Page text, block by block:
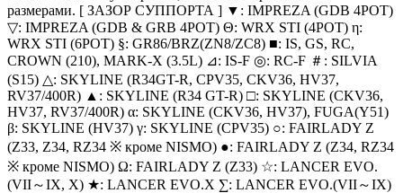
размерами. [ ЗАЗОР СУППОРТА ] ▼: IMPREZA (GDB 4POT)
▽: IMPREZA (GDB & GRB 4POT) Θ: WRX STI (4POT) η:
WRX STI (6POT) §: GR86/BRZ(ZN8/ZC8) ■: IS, GS, RC,
CROWN (210), MARK-X (3.5L) ⊿: IS-F ◎: RC-F ＃: SILVIA
(S15) △: SKYLINE (R34GT-R, CPV35, CKV36, HV37,
RV37/400R) ▲: SKYLINE (R34 GT-R) □: SKYLINE (CKV36,
HV37, RV37/400R) α: SKYLINE (CKV36, HV37), FUGA(Y51)
β: SKYLINE (HV37) γ: SKYLINE (CPV35) ○: FAIRLADY Z
(Z33, Z34, RZ34 ※ кроме NISMO) ●: FAIRLADY Z (Z34, RZ34
※ кроме NISMO) Ω: FAIRLADY Z (Z33) ☆: LANCER EVO.
(VII～IX, X) ★: LANCER EVO.X ∑: LANCER EVO.(VII～IX)